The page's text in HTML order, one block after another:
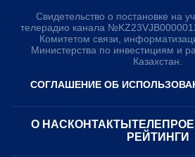
Свидетельство о постановке на
телерадио канала
Комитетом связи,
Министерства по инвестициям и
Казахстан.
СОГЛАШЕНИЕ ОБ
О НАС КОНТАКТЫ
РЕЙТИНГИ